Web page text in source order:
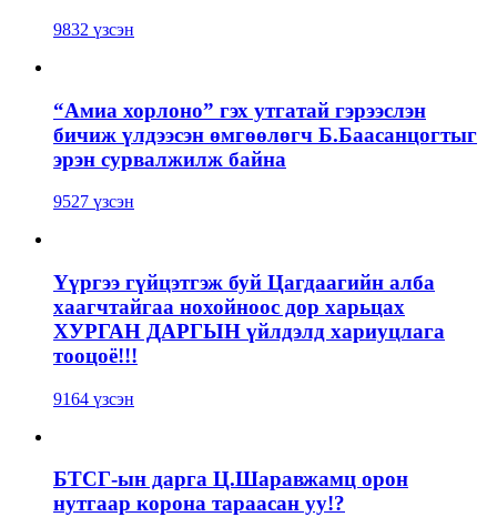
9832 үзсэн
“Амиа хорлоно” гэх утгатай гэрээслэн
бичиж үлдээсэн өмгөөлөгч Б.Баасанцогтыг
эрэн сурвалжилж байна
9527 үзсэн
Үүргээ гүйцэтгэж буй Цагдаагийн алба
хаагчтайгаа нохойноос дор харьцах
ХУРГАН ДАРГЫН үйлдэлд хариуцлага
тооцоё!!!
9164 үзсэн
БТСГ-ын дарга Ц.Шаравжамц орон
нутгаар корона тараасан уу!?